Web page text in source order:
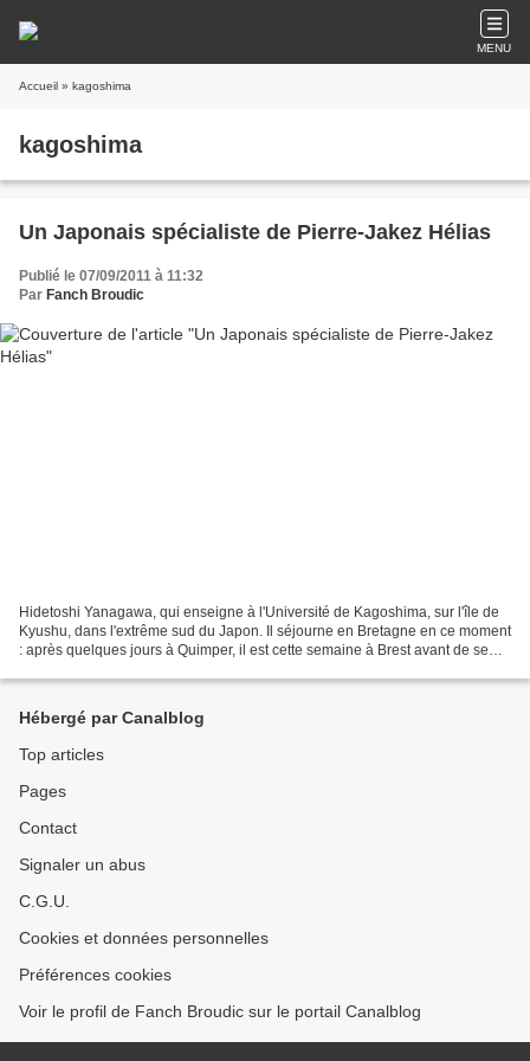
MENU
Accueil » kagoshima
kagoshima
Un Japonais spécialiste de Pierre-Jakez Hélias
Publié le 07/09/2011 à 11:32
Par Fanch Broudic
Hidetoshi Yanagawa, qui enseigne à l'Université de Kagoshima, sur l'île de
Kyushu, dans l'extrême sud du Japon. Il séjourne en Bretagne en ce moment
: après quelques jours à Quimper, il est cette semaine à Brest avant de se
Hébergé par Canalblog
Top articles
Pages
Contact
Signaler un abus
C.G.U.
Cookies et données personnelles
Préférences cookies
Voir le profil de Fanch Broudic sur le portail Canalblog